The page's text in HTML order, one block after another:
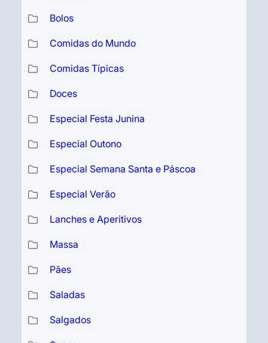
Bolos
Comidas do Mundo
Comidas Típicas
Doces
Especial Festa Junina
Especial Outono
Especial Semana Santa e Páscoa
Especial Verão
Lanches e Aperitivos
Massa
Pães
Saladas
Salgados